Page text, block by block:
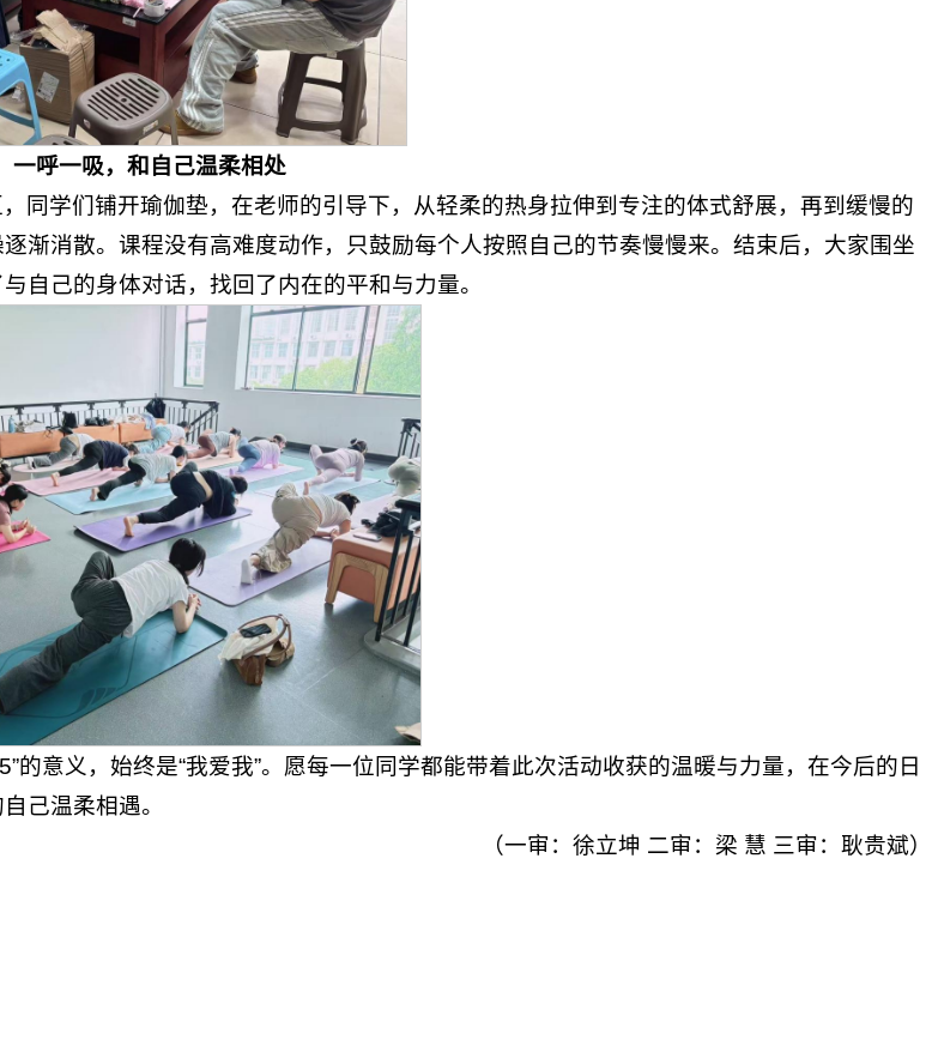
一呼一吸，和自己温柔相处
同学们铺开瑜伽垫，在老师的引导下，从轻柔的热身拉伸到专注的体式舒展，再到缓慢的
渐消散。课程没有高难度动作，只鼓励每个人按照自己的节奏慢慢来。结束后，大家围坐
自己的身体对话，找回了内在的平和与力量。
的意义，始终是“我爱我”。愿每一位同学都能带着此次活动收获的温暖与力量，在今后的日
己温柔相遇。
（一审：徐立坤 二审：梁 慧 三审：耿贵斌）